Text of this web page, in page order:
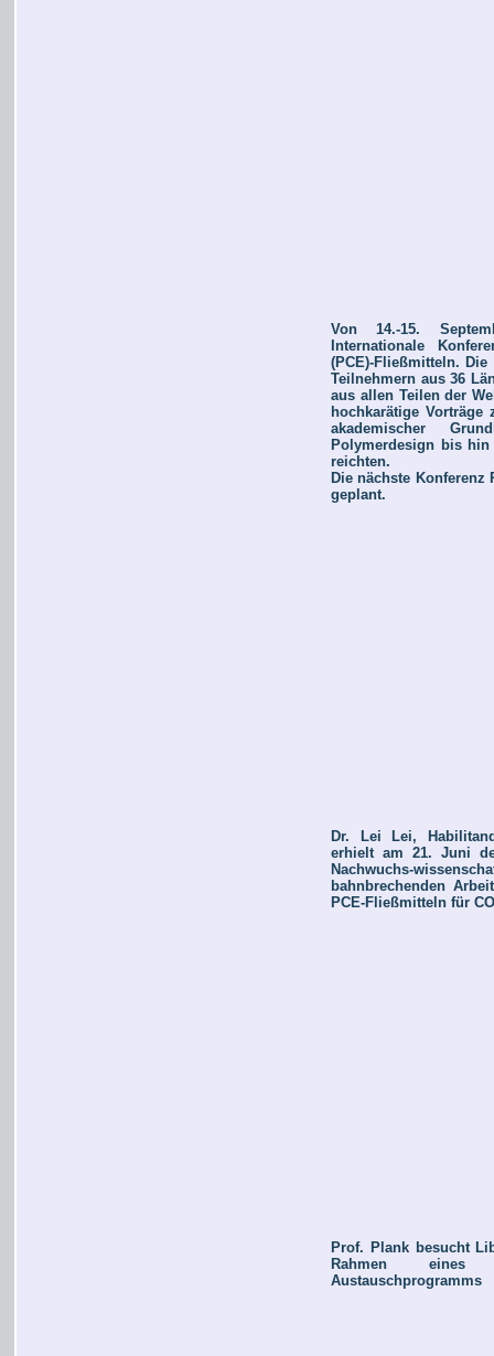
Von 14.-15.
Internationale
(PCE)-Fließmitteln.
Teilnehmern aus 36
aus allen Teilen der
hochkarätige
akademischer
Polymerdesign bis
reichten.
Die nächste Konferenz
geplant.
Dr. Lei Lei,
erhielt am 21. Juni
Nachwuchs-
bahnbrechenden
PCE-Fließmitteln für CO
Prof. Plank besucht
Rahmen eines
Austauschprogramms